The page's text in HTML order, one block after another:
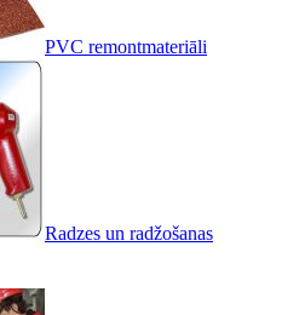
PVC remontmateriāli
Radzes un radžošanas